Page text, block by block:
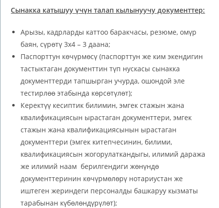
Сынакка катышуу үчүн талап кылынуучу документтер:
Арызы, кадрларды каттоо баракчасы, резюме, омүр
баян, сүрөтү 3х4 – 3 даана;
Паспорттун көчүрмөсү (паспорттун же ким экендигин
тастыктаган документтин түп нускасы сынакка
документтерди тапшырган учурда, ошондой эле
тестирлөө этабында көрсөтүлөт);
Керектүү кесиптик билимин, эмгек стажын жана
квалификациясын ырастаган документтери, эмгек
стажын жана квалификациясынын ырастаган
документтери (эмгек китепчесинин, билими,
квалификациясын жогорулаткандыгы, илимий даража
же илимий наам берилгендиги жөнүндө
документтеринин көчүрмөлөрү нотариустан же
иштеген жериндеги персоналды башкаруу кызматы
тарабынан күбөлөндүрүлөт);